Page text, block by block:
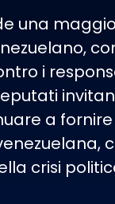
una
i
a
crisi